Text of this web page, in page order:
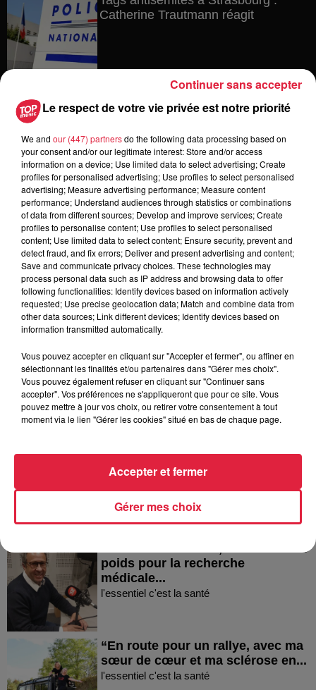
Catherine Trautmann réagit
avec les flamants rouges
6 août 2026
Les dernières infos sur la venue du
pape à Metz en septembre
5 août 2026
Europa-Park : des précisons sur
l’après Euro-Mir
Dans la même série
L’Alsace et le Nord Ouest de la
France sont plus
particulièrement...
La Fondation Force, un soutien de
poids pour la recherche
médicale...
l'essentiel c'est la santé
“En route pour un rallye, avec ma
sœur de cœur et ma sclérose en...
l'essentiel c'est la santé
Le respect de votre vie privée est notre priorité
We and our (447) partnersdo the following data processing based on
your consent and/or our legitimate interest: Store and/or access
information on a device; Use limited data to select advertising; Create
profiles for personalised advertising; Use profiles to select personalised
advertising; Measure advertising performance; Measure content
performance; Understand audiences through statistics or combinations
of data from different sources; Develop and improve services; Create
profiles to personalise content; Use profiles to select personalised
content; Use limited data to select content; Ensure security, prevent and
detect fraud, and fix errors; Deliver and present advertising and content;
Save and communicate privacy choices. These technologies may
process personal data such as IP address and browsing data to offer
following functionalities: Identify devices based on information actively
requested; Use precise geolocation data; Match and combine data from
other data sources; Link different devices; Identify devices based on
information transmitted automatically.
Vous pouvez accepter en cliquant sur "Accepter et fermer", ou affiner en
sélectionnant les finalités et/ou partenaires dans "Gérer mes choix".
Vous pouvez également refuser en cliquant sur "Continuer sans
accepter". Vos préférences ne s'appliqueront que pour ce site. Vous
pouvez mettre à jour vos choix, ou retirer votre consentement à tout
moment via le lien "Gérer les cookies" situé en bas de chaque page.
Gérer mes choix
Accepter et fermer
Continuer sans accepter